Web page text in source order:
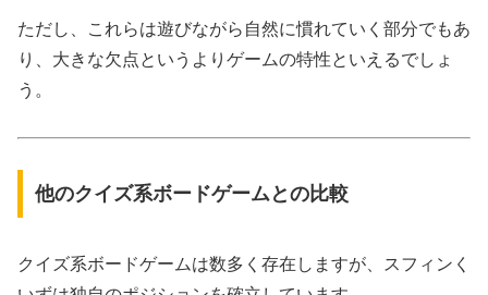
ただし、これらは遊びながら自然に慣れていく部分でもあ
り、大きな欠点というよりゲームの特性といえるでしょ
う。
他のクイズ系ボードゲームとの比較
クイズ系ボードゲームは数多く存在しますが、スフィンく